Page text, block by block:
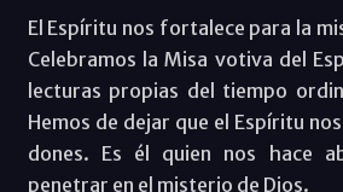
El Espíritu nos fortalece para la
Celebramos la Misa votiva del
lecturas propias del tiempo
Hemos de dejar que el Espíritu
dones. Es él quien nos hace
penetrar en el misterio de Dios.